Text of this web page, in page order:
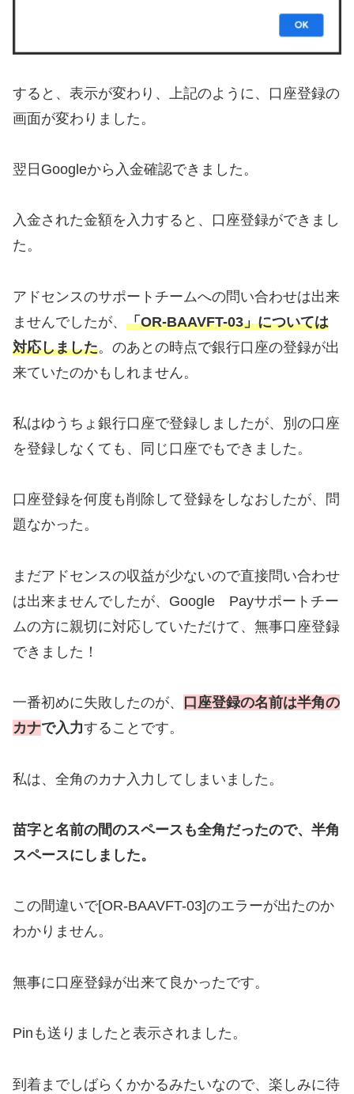
すると、表示が変わり、上記のように、口座登録の
画面が変わりました。
翌日Googleから入金確認できました。
入金された金額を入力すると、口座登録ができまし
た。
アドセンスのサポートチームへの問い合わせは出来
ませんでしたが、 「OR-BAAVFT-03」については
対応しました。のあとの時点で銀行口座の登録が出
来ていたのかもしれません。
私はゆうちょ銀行口座で登録しましたが、別の口座
を登録しなくても、同じ口座でもできました。
口座登録を何度も削除して登録をしなおしたが、問
題なかった。
まだアドセンスの収益が少ないので直接問い合わせ
は出来ませんでしたが、Google Payサポートチー
ムの方に親切に対応していただけて、無事口座登録
できました！
一番初めに失敗したのが、
口座登録の名前は半角の
カナで入力することです。
私は、全角のカナ入力してしまいました。
苗字と名前の間のスペースも全角だったので、半角
スペースにしました。
この間違いで[OR-BAAVFT-03]のエラーが出たのか
わかりません。
無事に口座登録が出来て良かったです。
Pinも送りましたと表示されました。
到着までしばらくかかるみたいなので、楽しみに待